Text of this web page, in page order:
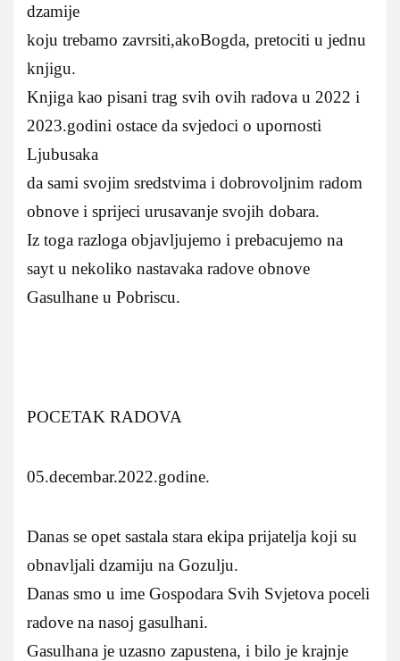
dzamije
koju trebamo zavrsiti,akoBogda, pretociti u jednu
knjigu.
Knjiga kao pisani trag svih ovih radova u 2022 i
2023.godini ostace da svjedoci o upornosti
Ljubusaka
da sami svojim sredstvima i dobrovoljnim radom
obnove i sprijeci urusavanje svojih dobara.
Iz toga razloga objavljujemo i prebacujemo na
sayt u nekoliko nastavaka radove obnove
Gasulhane u Pobriscu.
POCETAK RADOVA
05.decembar.2022.godine.
Danas se opet sastala stara ekipa prijatelja koji su
obnavljali dzamiju na Gozulju.
Danas smo u ime Gospodara Svih Svjetova poceli
radove na nasoj gasulhani.
Gasulhana je uzasno zapustena, i bilo je krajnje